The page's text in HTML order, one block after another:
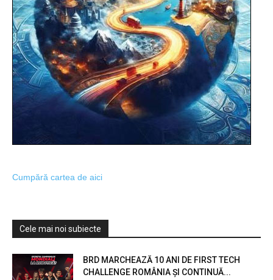
Cumpără cartea de aici
Cele mai noi subiecte
BRD MARCHEAZĂ 10 ANI DE FIRST TECH
CHALLENGE ROMÂNIA ȘI CONTINUĂ...